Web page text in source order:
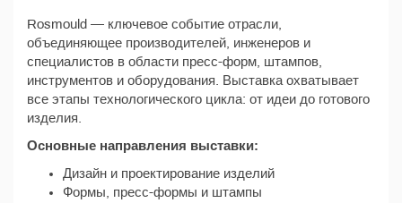
Rosmould — ключевое событие отрасли,
объединяющее производителей, инженеров и
специалистов в области пресс-форм, штампов,
инструментов и оборудования. Выставка охватывает
все этапы технологического цикла: от идеи до готового
изделия.
Основные направления выставки:
Дизайн и проектирование изделий
Формы, пресс-формы и штампы